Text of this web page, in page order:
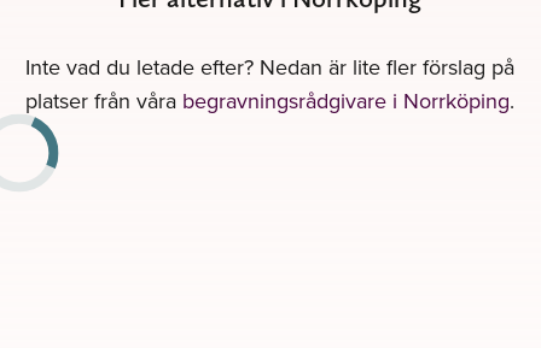
Inte vad du letade efter? Nedan är lite fler förslag på
platser från våra begravningsrådgivare i Norrköping.